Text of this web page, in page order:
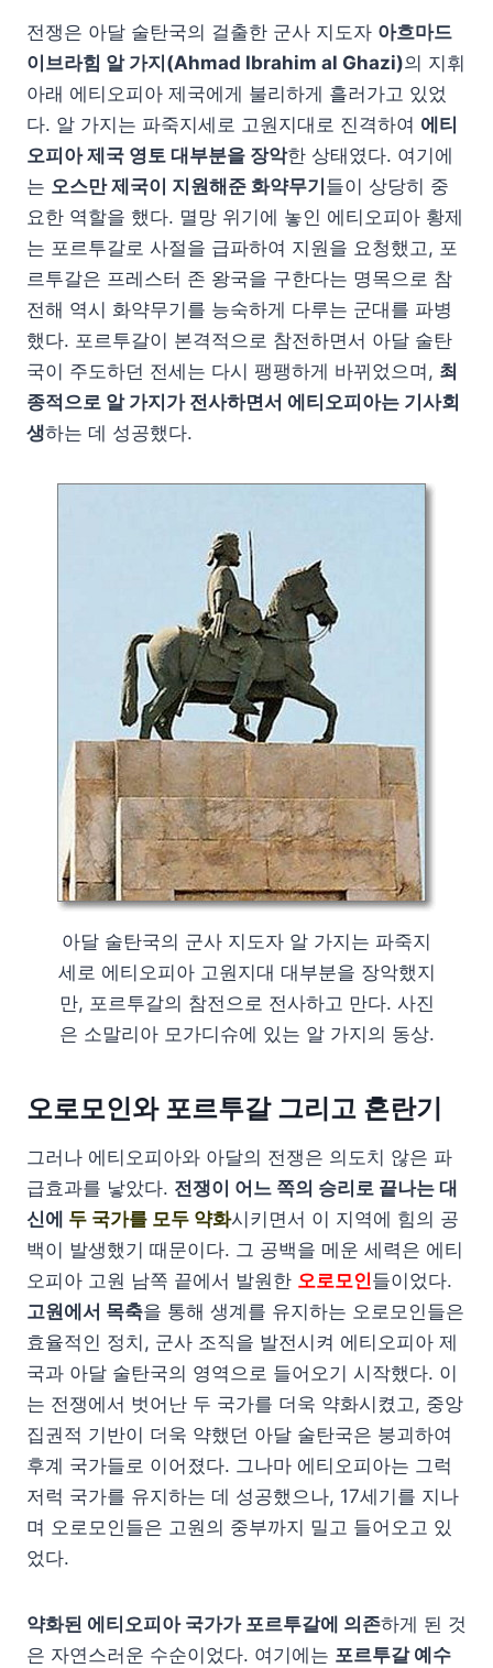
전쟁은 아달 술탄국의 걸출한 군사 지도자 아흐마드
이브라힘 알 가지(Ahmad Ibrahim al Ghazi)의 지휘
아래 에티오피아 제국에게 불리하게 흘러가고 있었
다. 알 가지는 파죽지세로 고원지대로 진격하여 에티
오피아 제국 영토 대부분을 장악한 상태였다. 여기에
는 오스만 제국이 지원해준 화약무기들이 상당히 중
요한 역할을 했다. 멸망 위기에 놓인 에티오피아 황제
는 포르투갈로 사절을 급파하여 지원을 요청했고, 포
르투갈은 프레스터 존 왕국을 구한다는 명목으로 참
전해 역시 화약무기를 능숙하게 다루는 군대를 파병
했다. 포르투갈이 본격적으로 참전하면서 아달 술탄
국이 주도하던 전세는 다시 팽팽하게 바뀌었으며, 최
종적으로 알 가지가 전사하면서 에티오피아는 기사회
생하는 데 성공했다.
아달 술탄국의 군사 지도자 알 가지는 파죽지
세로 에티오피아 고원지대 대부분을 장악했지
만, 포르투갈의 참전으로 전사하고 만다. 사진
은 소말리아 모가디슈에 있는 알 가지의 동상.
오로모인와 포르투갈 그리고 혼란기
그러나 에티오피아와 아달의 전쟁은 의도치 않은 파
급효과를 낳았다. 전쟁이 어느 쪽의 승리로 끝나는 대
신에 두 국가를 모두 약화시키면서 이 지역에 힘의 공
백이 발생했기 때문이다. 그 공백을 메운 세력은 에티
오피아 고원 남쪽 끝에서 발원한 오로모인들이었다.
고원에서 목축을 통해 생계를 유지하는 오로모인들은
효율적인 정치, 군사 조직을 발전시켜 에티오피아 제
국과 아달 술탄국의 영역으로 들어오기 시작했다. 이
는 전쟁에서 벗어난 두 국가를 더욱 약화시켰고, 중앙
집권적 기반이 더욱 약했던 아달 술탄국은 붕괴하여
후계 국가들로 이어졌다. 그나마 에티오피아는 그럭
저럭 국가를 유지하는 데 성공했으나, 17세기를 지나
며 오로모인들은 고원의 중부까지 밀고 들어오고 있
었다.
약화된 에티오피아 국가가 포르투갈에 의존하게 된 것
은 자연스러운 수순이었다. 여기에는 포르투갈 예수